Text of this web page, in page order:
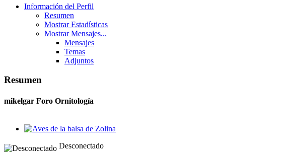
Información del Perfil
Resumen
Mostrar Estadísticas
Mostrar Mensajes...
Mensajes
Temas
Adjuntos
Resumen
mikelgar Foro Ornitología
Desconectado